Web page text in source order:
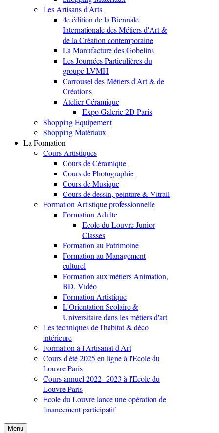
Les Artisans d'Arts
4e édition de la Biennale
Internationale des Métiers d'Art &
de la Création contemporaine
La Manufacture des Gobelins
Les Journées Particulières du
groupe LVMH
Carrousel des Métiers d'Art & de
Créations
Atelier Céramique
Expo Galerie 2D Paris
Shopping Equipement
Shopping Matériaux
La Formation
Cours Artistiques
Cours de Céramique
Cours de Photographie
Cours de Musique
Cours de dessin, peinture & Vitrail
Formation Artistique professionnelle
Formation Adulte
Ecole du Louvre Junior
Classes
Formation au Patrimoine
Formation au Management
culturel
Formation aux métiers Animation,
BD, Vidéo
Formation Artistique
L'Orientation Scolaire &
Universitaire dans les métiers d'art
Les techniques de l'habitat & déco
intérieure
Formation à l'Artisanat d'Art
Cours d'été 2025 en ligne à l'Ecole du
Louvre Paris
Cours annuel 2022- 2023 à l'Ecole du
Louvre Paris
Ecole du Louvre lance une opération de
financement participatif
Menu